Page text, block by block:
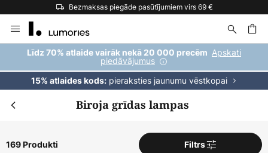
Bezmaksas piegāde pasūtījumiem virs 69 €
to
Content
Līdz 70% atlaide vairāk nekā 20 000 precēm Apskati
piedāvājumus
15% atlaides kods:pieraksties jaunumu vēstkopai
Biroja grīdas lampas
169 Produkti Filtrs